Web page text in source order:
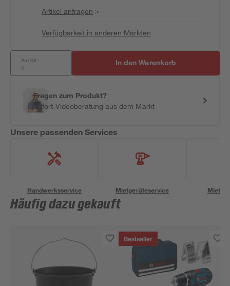
Artikel anfragen >
Verfügbarkeit in anderen Märkten
Anzahl: In den Warenkorb
Fragen zum Produkt?
Sofort-Videoberatung aus dem Markt
Unsere passenden Services
Handwerksservice Mietgeräteservice
Häufig dazu gekauft
Bestseller